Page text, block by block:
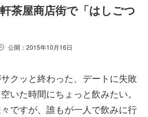
茶屋商店街で「はしごつ
公開：2015年10月16日
クッと終わった、デートに失敗
いた時間にちょっと飲みたい。
ですが、誰もが一人で飲みに行